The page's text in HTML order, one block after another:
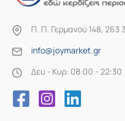
Π. Π. Γερμανού 148, 263
info@joymarket.gr
Δευ - Κυρ: 08:00 - 22:30